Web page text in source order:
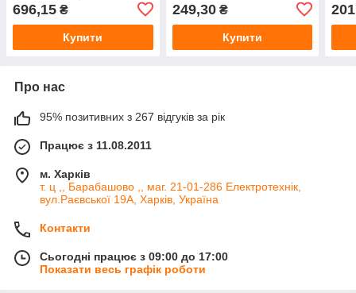
електропроводки
696,15 ₴
Купити
електропроводки KB.0016
249,30₴
Купити
Про нас
95% позитивних з 267 відгуків за рік
Працює з 11.08.2011
м. Харків
т. ц ,, Барабашово ,, маг. 21-01-286 Електротехнік,
вул.Раєвської 19А, Харків, Україна
Контакти
Сьогодні працює з 09:00 до 17:00
Показати весь графік роботи